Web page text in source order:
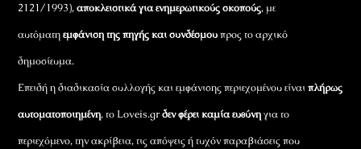
2121/1993),αποκλειστικά για ενημερωτικούς σκοπούς, με
αυτόματηεμφάνιση της πηγής και συνδέσμουπρος το αρχικό
δημοσίευμα.
Επειδή η διαδικασία συλλογής και εμφάνισης περιεχομένου είναιπλήρως
αυτοματοποιημένη, το Loveis.grδεν φέρει καμία ευθύνηγια το
περιεχόμενο, την ακρίβεια, τις απόψεις ή τυχόν παραβιάσεις που